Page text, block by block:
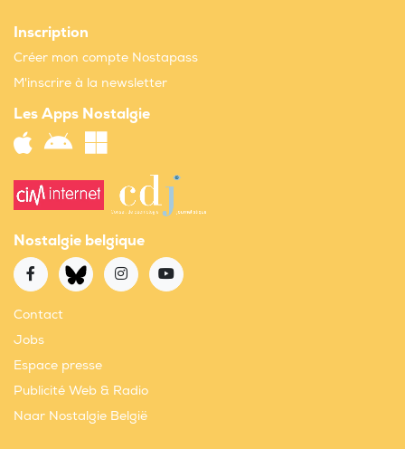
Inscription
Créer mon compte Nostapass
M'inscrire à la newsletter
Les Apps Nostalgie
Nostalgie belgique
Contact
Jobs
Espace presse
Publicité Web & Radio
Naar Nostalgie België